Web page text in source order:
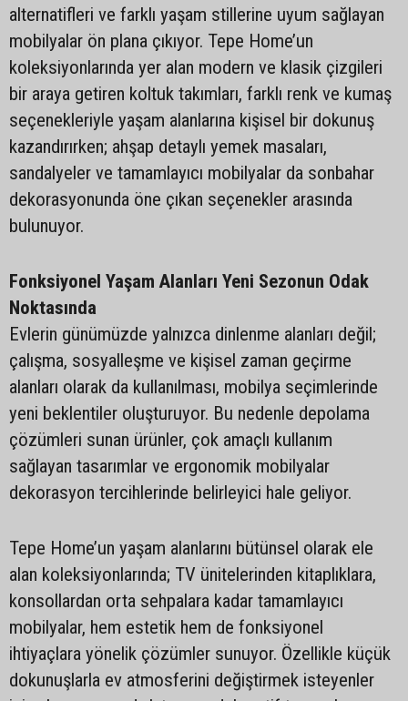
alternatifleri ve farklı yaşam stillerine uyum sağlayan
mobilyalar ön plana çıkıyor. Tepe Home’un
koleksiyonlarında yer alan modern ve klasik çizgileri
bir araya getiren koltuk takımları, farklı renk ve kumaş
seçenekleriyle yaşam alanlarına kişisel bir dokunuş
kazandırırken; ahşap detaylı yemek masaları,
sandalyeler ve tamamlayıcı mobilyalar da sonbahar
dekorasyonunda öne çıkan seçenekler arasında
bulunuyor.
Fonksiyonel Yaşam Alanları Yeni Sezonun Odak
Noktasında
Evlerin günümüzde yalnızca dinlenme alanları değil;
çalışma, sosyalleşme ve kişisel zaman geçirme
alanları olarak da kullanılması, mobilya seçimlerinde
yeni beklentiler oluşturuyor. Bu nedenle depolama
çözümleri sunan ürünler, çok amaçlı kullanım
sağlayan tasarımlar ve ergonomik mobilyalar
dekorasyon tercihlerinde belirleyici hale geliyor.
Tepe Home’un yaşam alanlarını bütünsel olarak ele
alan koleksiyonlarında; TV ünitelerinden kitaplıklara,
konsollardan orta sehpalara kadar tamamlayıcı
mobilyalar, hem estetik hem de fonksiyonel
ihtiyaçlara yönelik çözümler sunuyor. Özellikle küçük
dokunuşlarla ev atmosferini değiştirmek isteyenler